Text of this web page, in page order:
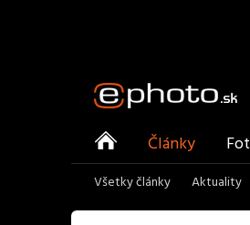
ePhoto
Články
Všetky články Aktuality